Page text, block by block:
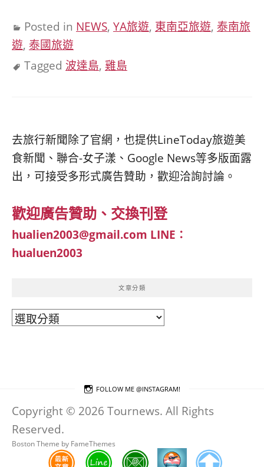
Posted in NEWS, YA旅遊, 東南亞旅遊, 泰南旅
遊, 泰國旅遊
Tagged 波達島, 雞島
去旅行新聞除了官網，也提供LineToday旅遊美
食新聞、聯合-女子漾、Google News等多版面露
出，可接受多形式廣告贊助，歡迎洽詢討論。
歡迎廣告贊助、交換刊登
hualien2003@gmail.com LINE：
hualuen2003
文章分類
文
FOLLOW ME @INSTAGRAM!
Copyright © 2026 Tournews. All Rights
Reserved.
Boston Theme by FameThemes